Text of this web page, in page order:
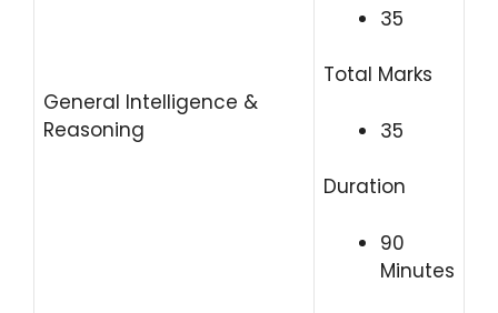
General Intelligence &
Reasoning
35
Total Marks
35
Duration
90
Minutes